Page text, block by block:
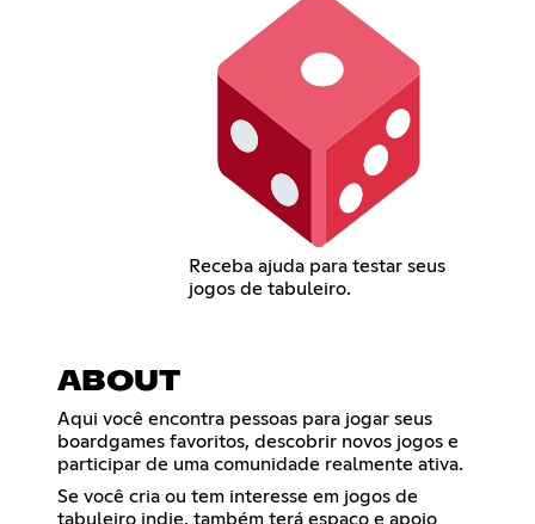
Receba ajuda para testar seus
jogos de tabuleiro.
ABOUT
Aqui você encontra pessoas para jogar seus
boardgames favoritos, descobrir novos jogos e
participar de uma comunidade realmente ativa.
Se você cria ou tem interesse em jogos de
tabuleiro indie, também terá espaço e apoio